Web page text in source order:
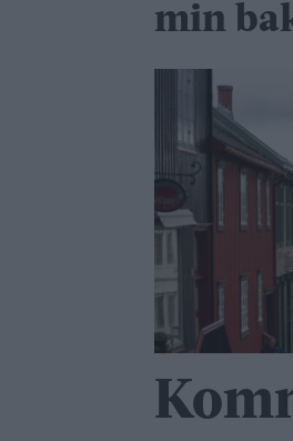
min